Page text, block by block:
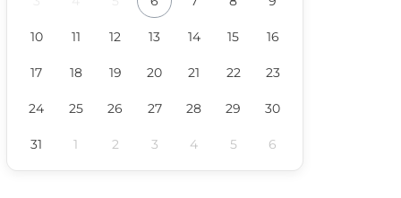
10 11 12 13 14 15 16
17 18 19 20 21 22 23
24 25 26 27 28 29 30
31 1 2 3 4 5 6